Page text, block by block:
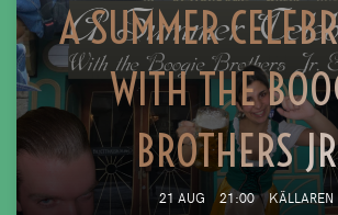
A SUMMER
WITH THE
BROTHERS
21 AUG 21:00 KÄLLAREN